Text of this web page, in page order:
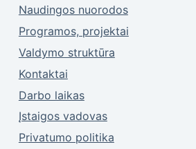
Naudingos nuorodos
Programos, projektai
Valdymo struktūra
Kontaktai
Darbo laikas
Įstaigos vadovas
Privatumo politika